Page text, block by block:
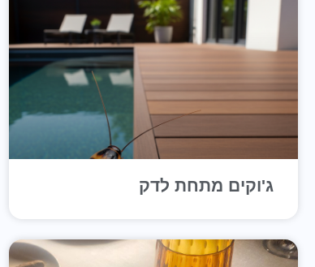
ג'וקים מתחת לדק